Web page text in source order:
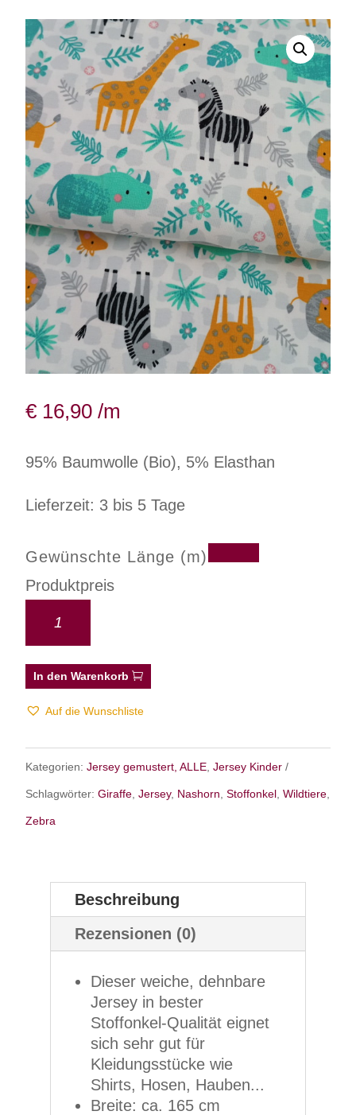
€ 16,90 /m
95% Baumwolle (Bio), 5% Elasthan
Lieferzeit: 3 bis 5 Tage
Gewünschte Länge (m)
Produktpreis
In den Warenkorb
Auf die Wunschliste
Kategorien:Jersey gemustert, ALLE ,Jersey Kinder
Schlagwörter:Giraffe ,Jersey, Nashorn ,Stoffonkel ,Wildtiere
Zebra
Beschreibung
Rezensionen (0)
Dieser weiche, dehnbare
Jersey in bester
Stoffonkel-Qualität eignet
sich sehr gut für
Kleidungsstücke wie
Shirts, Hosen, Hauben...
Breite: ca. 165 cm